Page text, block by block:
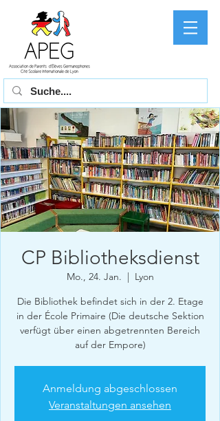
CP Bibliotheksdienst
Mo., 24. Jan.
  |
Lyon
Die Bibliothek befindet sich in der 2. Etage
in der École Primaire (Die deutsche Sektion
verfügt über einen abgetrennten Bereich
auf der Empore)
Anmeldung abgeschlossen
Veranstaltungen ansehen